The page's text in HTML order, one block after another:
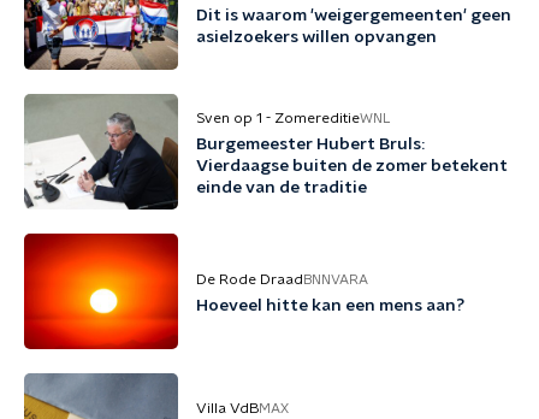
Dit is waarom 'weigergemeenten' geen
asielzoekers willen opvangen
Sven op 1 - ZomereditieWNL
Burgemeester Hubert Bruls:
Vierdaagse buiten de zomer betekent
einde van de traditie
De Rode Draad BNNVARA
Hoeveel hitte kan een mens aan?
Villa VdBMAX